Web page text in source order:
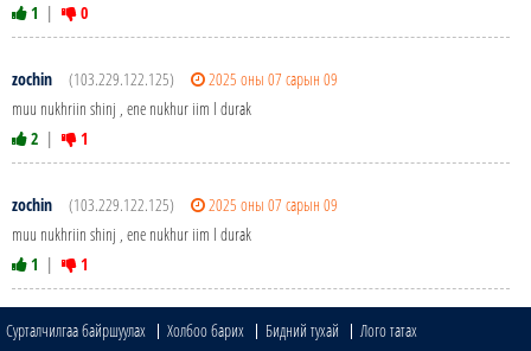
1 | 0
zochin (103.229.122.125)
2025 оны 07 сарын 09
muu nukhriin shinj , ene nukhur iim l durak
2 | 1
zochin (103.229.122.125)
2025 оны 07 сарын 09
muu nukhriin shinj , ene nukhur iim l durak
1 | 1
Сурталчилгаа байршуулах Холбоо барих Бидний тухай
Лого татах